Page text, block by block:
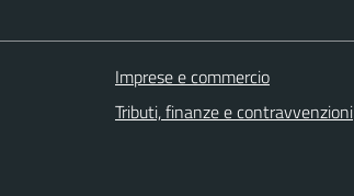
Imprese e commercio
Tributi, finanze e contravvenzioni